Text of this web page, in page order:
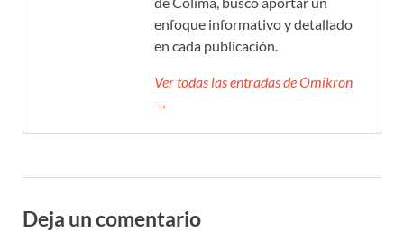
enfoque informativo y detallado
en cada publicación.
Ver todas las entradas de Omikron
→
Deja un comentario